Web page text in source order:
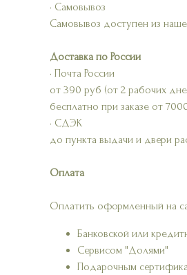
• Самовывоз
Самовывоз доступен из
Доставка по России
• Почта России
от 390 руб (от 2 рабочих
бесплатно при заказе от
• СДЭК
до пункта выдачи и двери
Оплата
Оплатить оформленный на
Банковской или
Сервисом "Долями"
Подарочным